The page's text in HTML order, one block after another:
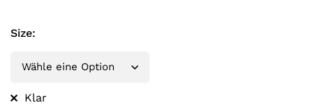
Size:
Klar